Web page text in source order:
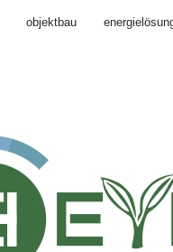
objektbau